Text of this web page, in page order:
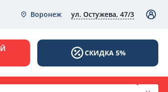
Воронеж ул. Остужева, 47/3
СКИДКА 5%